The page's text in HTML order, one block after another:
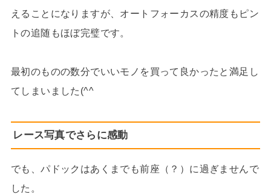
えることになりますが、オートフォーカスの精度もピン
トの追随もほぼ完璧です。
最初のものの数分でいいモノを買って良かったと満足し
てしまいました(^^
レース写真でさらに感動
でも、パドックはあくまでも前座（？）に過ぎませんで
した。